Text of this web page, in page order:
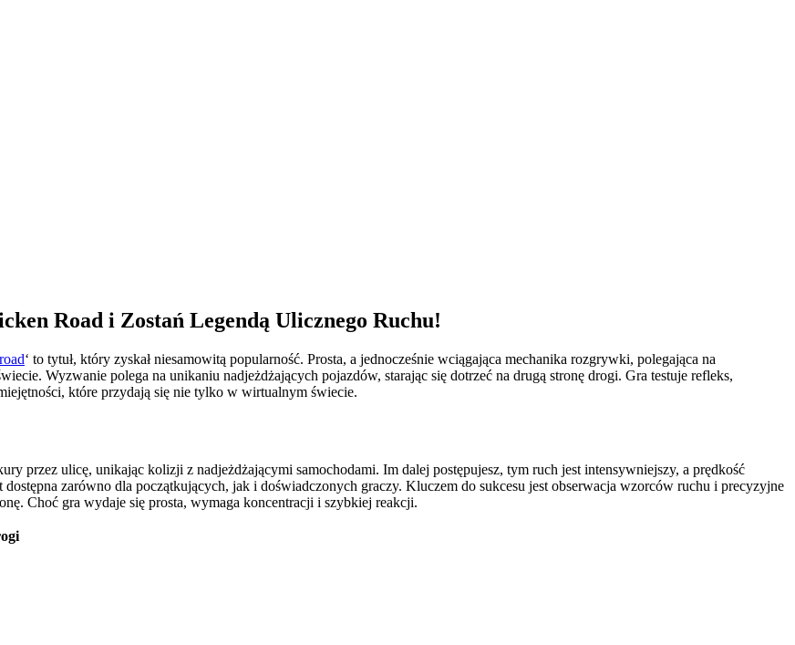
Road i Zostań Legendą Ulicznego Ruchu!
‘ to tytuł, który zyskał niesamowitą popularność. Prosta, a jednocześnie wciągająca mechanika rozgrywki, polegająca na
Wyzwanie polega na unikaniu nadjeżdżających pojazdów, starając się dotrzeć na drugą stronę drogi. Gra testuje refleks,
które przydają się nie tylko w wirtualnym świecie.
przez ulicę, unikając kolizji z nadjeżdżającymi samochodami. Im dalej postępujesz, tym ruch jest intensywniejszy, a prędkość
zarówno dla początkujących, jak i doświadczonych graczy. Kluczem do sukcesu jest obserwacja wzorców ruchu i precyzyjne
Choć gra wydaje się prosta, wymaga koncentracji i szybkiej reakcji.